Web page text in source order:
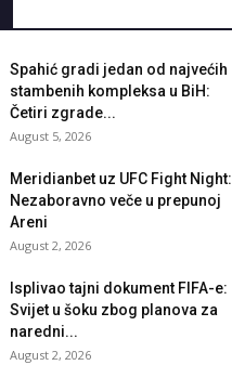
Spahić gradi jedan od najvećih
stambenih kompleksa u BiH:
Četiri zgrade...
August 5, 2026
Meridianbet uz UFC Fight Night:
Nezaboravno veče u prepunoj
Areni
August 2, 2026
Isplivao tajni dokument FIFA-e:
Svijet u šoku zbog planova za
naredni...
August 2, 2026